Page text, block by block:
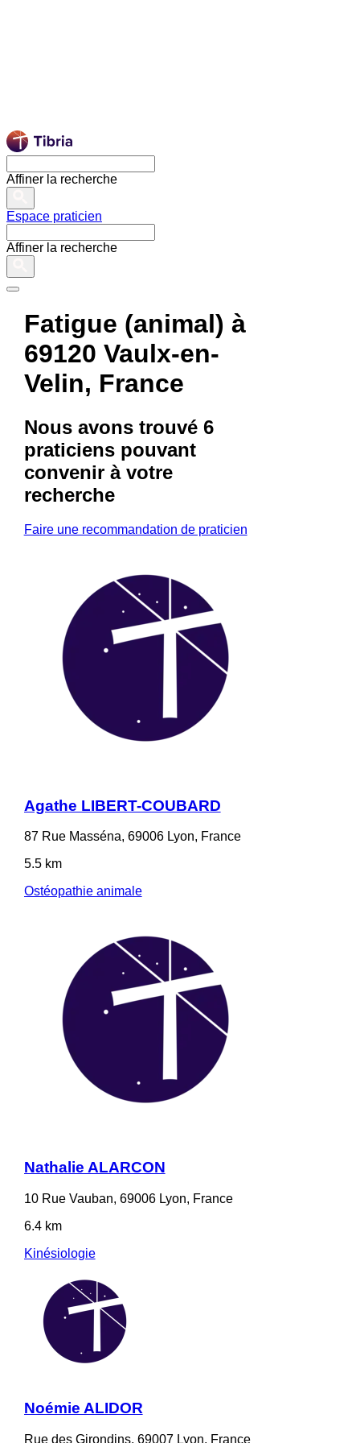
Affiner la recherche
Espace praticien
Affiner la recherche
Fatigue (animal) à
69120 Vaulx-en-
Velin, France
Nous avons trouvé 6
praticienspouvant
convenir à votre
recherche
Faire une recommandation de praticien
Agathe LIBERT-COUBARD
87 Rue Masséna, 69006 Lyon, France
5.5 km
Ostéopathie animale
Nathalie ALARCON
10 Rue Vauban, 69006 Lyon, France
6.4 km
Kinésiologie
Noémie ALIDOR
Rue des Girondins, 69007 Lyon, France